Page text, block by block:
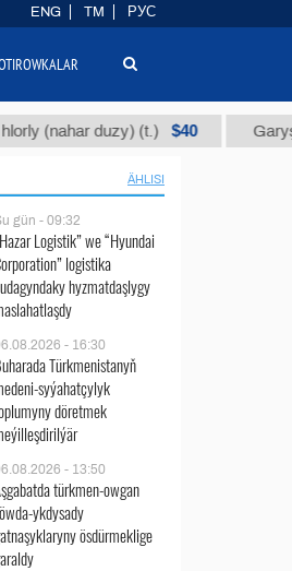
duzy) (t.) $40 Garyşyk
ÄHLISI
gün - 09:32
Logistik” we “Hyundai
logistika
hyzmatdaşlygy
- 16:30
Türkmenistanyň
syýahatçylyk
döretmek
- 13:50
türkmen-owgan
ykdysady
ösdürmeklige
ENG TM РУС